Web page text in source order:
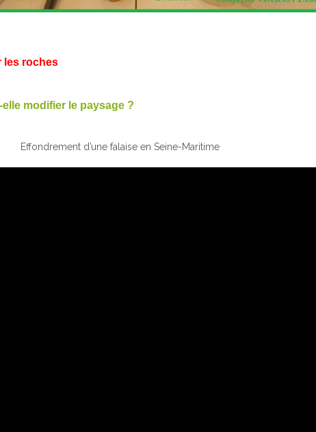
les roches
elle modifier le paysage ?
Effondrement d’une falaise en Seine-Maritime